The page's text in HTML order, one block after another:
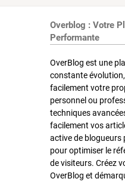
Overblog : Votre
Performante
OverBlog est une
constante
facilement votre
personnel ou
techniques
facilement vos
active de blogueurs
pour optimiser le
de visiteurs. Créez
OverBlog et